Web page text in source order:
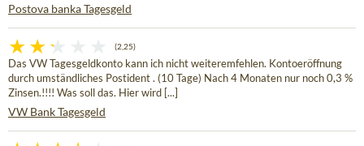
Postova banka Tagesgeld
(2,25)
Das VW Tagesgeldkonto kann ich nicht weiteremfehlen. Kontoeröffnung
durch umständliches Postident . (10 Tage) Nach 4 Monaten nur noch 0,3 %
Zinsen.!!!! Was soll das. Hier wird [...]
VW Bank Tagesgeld